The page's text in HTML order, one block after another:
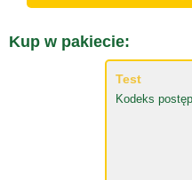
Kup w pakiecie:
Test
Kodeks